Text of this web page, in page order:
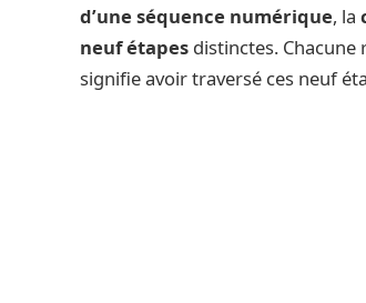
d’une séquence numérique, la
neuf étapes distinctes.
signifie avoir traversé ces neuf